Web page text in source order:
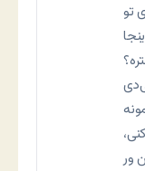
تو
ور